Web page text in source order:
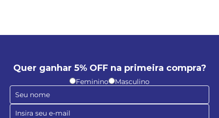
Quer ganhar 5% OFF na primeira compra?
Feminino Masculino